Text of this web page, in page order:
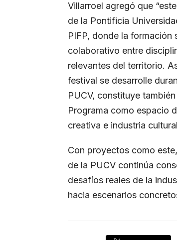
Villarroel agregó que
de la Pontificia
PIFP, donde la formación
colaborativo entre
relevantes del territorio.
festival se desarrolle
PUCV, constituye
Programa como espacio
creativa e industria
Con proyectos como
de la PUCV continúa
desafíos reales de la
hacia escenarios